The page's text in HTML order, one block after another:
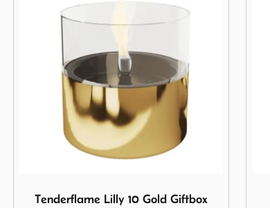
Tenderflame Lilly 10 Gold Giftbox